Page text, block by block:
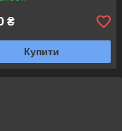
₴
Купити